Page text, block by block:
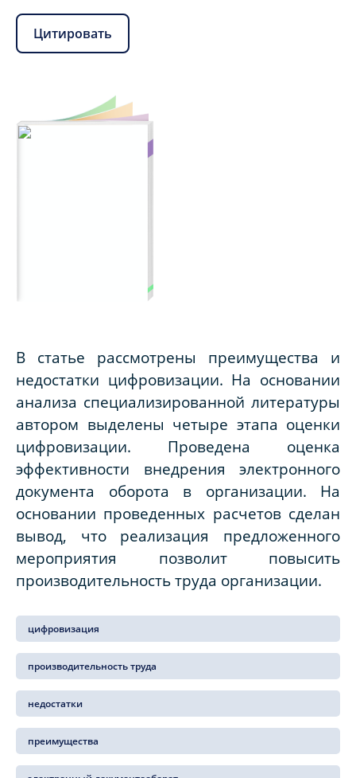
Цитировать
В статье рассмотрены преимущества и
недостатки цифровизации. На основании
анализа специализированной литературы
автором выделены четыре этапа оценки
цифровизации. Проведена оценка
эффективности внедрения электронного
документа оборота в организации. На
основании проведенных расчетов сделан
вывод, что реализация предложенного
мероприятия позволит повысить
производительность труда организации.
цифровизация
производительность труда
недостатки
преимущества